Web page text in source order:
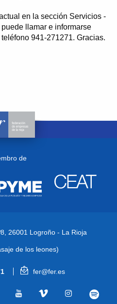
en la sección Servicios -
llamar e informarse
941-271271. Gracias.
de
26001 Logroño - La Rioja
de los leones)
fer@fer.es